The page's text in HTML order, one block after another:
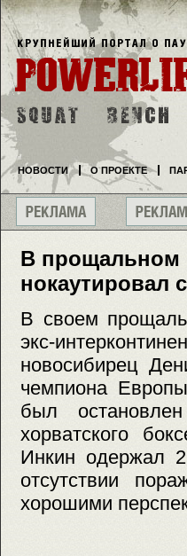
В прощальном
нокаутировал
В своем
экс-
новосибирец
чемпиона
был
хорватского
Инкин одержал
отсутствии
хорошими
НОВОСТИ О ПРОЕКТЕ